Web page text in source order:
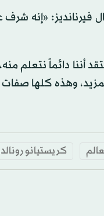
فيرنانديز: «إنه
أننا دائماً نتعلم
وهذه كلها
كريستيانو